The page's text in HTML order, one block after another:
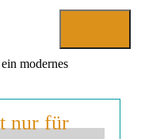
modernes
nur für